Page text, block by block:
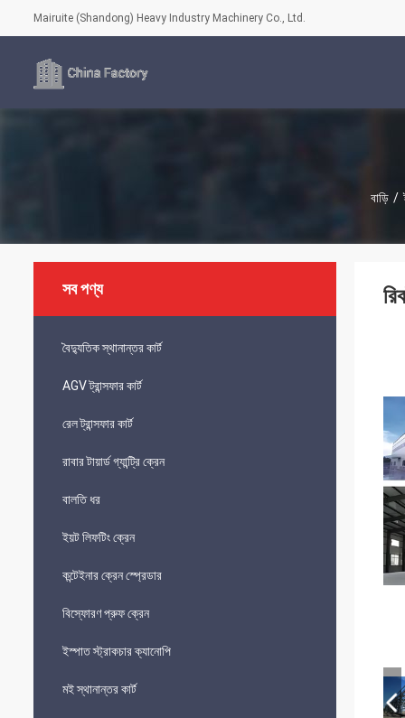
Mairuite (Shandong) Heavy Industry Machinery Co., Ltd.
বাড়ি /
সব পণ্য
বৈদ্যুতিক স্থানান্তর কার্ট
AGV ট্রান্সফার কার্ট
রেল ট্রান্সফার কার্ট
রাবার টায়ার্ড গ্যান্ট্রি ক্রেন
বালতি ধর
ইয়ট লিফটিং ক্রেন
কন্টেইনার ক্রেন স্প্রেডার
বিস্ফোরণ প্রুফ ক্রেন
ইস্পাত স্ট্রাকচার ক্যানোপি
মই স্থানান্তর কার্ট